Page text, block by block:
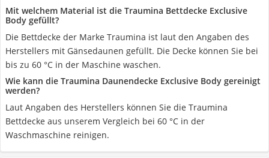
Mit welchem Material ist die Traumina Bettdecke Exclusive
Body gefüllt?
Die Bettdecke der Marke Traumina ist laut den Angaben des
Herstellers mit Gänsedaunen gefüllt. Die Decke können Sie bei
bis zu 60 °C in der Maschine waschen.
Wie kann die Traumina Daunendecke Exclusive Body gereinigt
werden?
Laut Angaben des Herstellers können Sie die Traumina
Bettdecke aus unserem Vergleich bei 60 °C in der
Waschmaschine reinigen.